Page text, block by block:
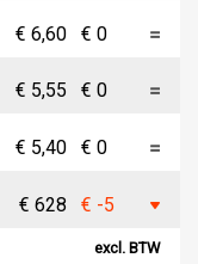
€ 6,60 € 0
€ 5,55 € 0
€ 5,40 € 0
€ 628 € -5
excl. BTW